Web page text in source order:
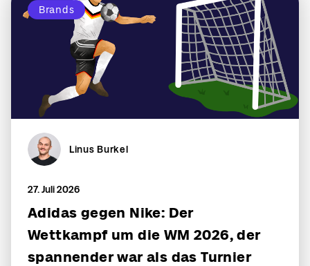
Brands
Linus Burkel
27. Juli 2026
Adidas gegen Nike: Der
Wettkampf um die WM 2026, der
spannender war als das Turnier